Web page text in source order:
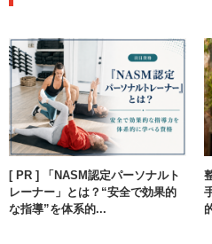
[ PR ] 「NASM認定パーソナルト
レーナー」とは？“安全で効果的
な指導”を体系的...